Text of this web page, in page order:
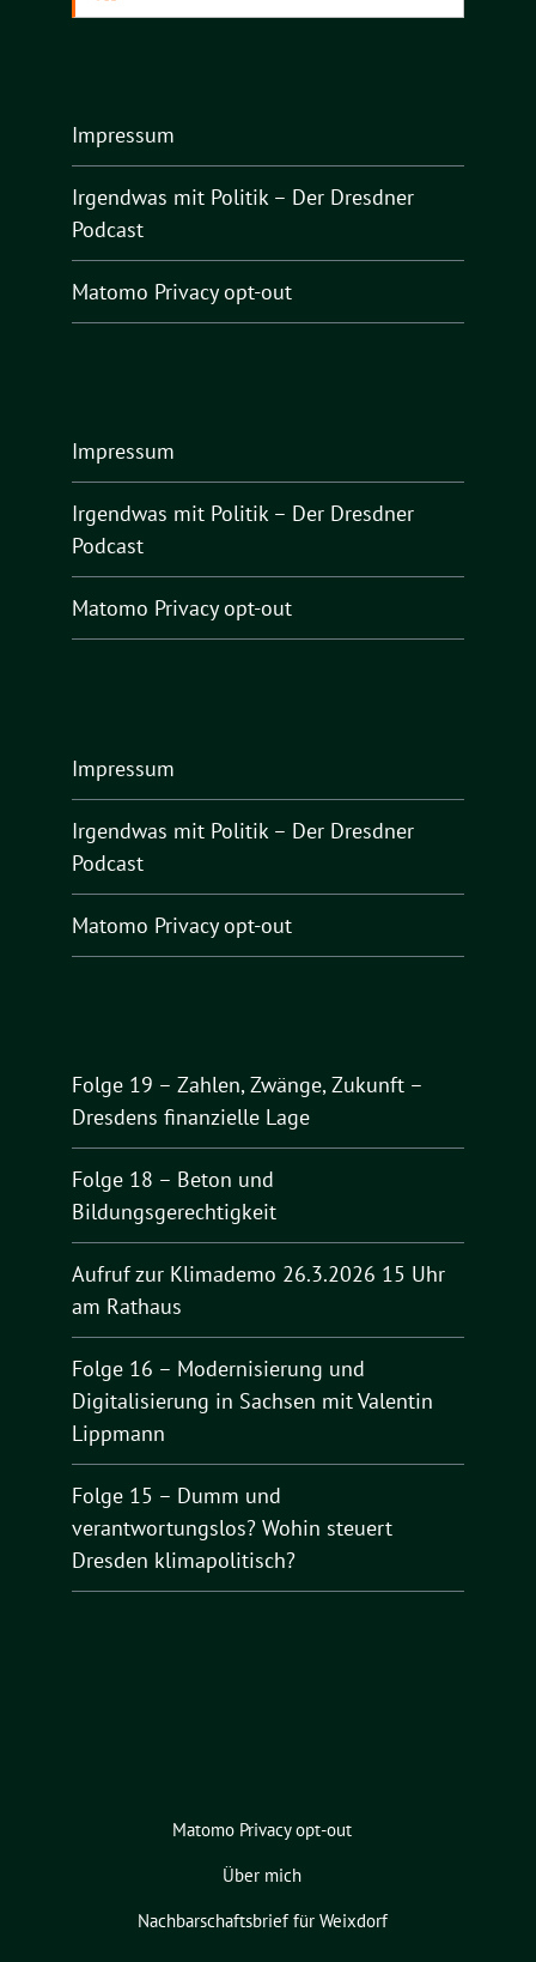
Impressum
Irgendwas mit Politik – Der Dresdner
Podcast
Matomo Privacy opt-out
Impressum
Irgendwas mit Politik – Der Dresdner
Podcast
Matomo Privacy opt-out
Impressum
Irgendwas mit Politik – Der Dresdner
Podcast
Matomo Privacy opt-out
Folge 19 – Zahlen, Zwänge, Zukunft –
Dresdens finanzielle Lage
Folge 18 – Beton und
Bildungsgerechtigkeit
Aufruf zur Klimademo 26.3.2026 15 Uhr
am Rathaus
Folge 16 – Modernisierung und
Digitalisierung in Sachsen mit Valentin
Lippmann
Folge 15 – Dumm und
verantwortungslos? Wohin steuert
Dresden klimapolitisch?
Matomo Privacy opt-out
Über mich
Nachbarschaftsbrief für Weixdorf